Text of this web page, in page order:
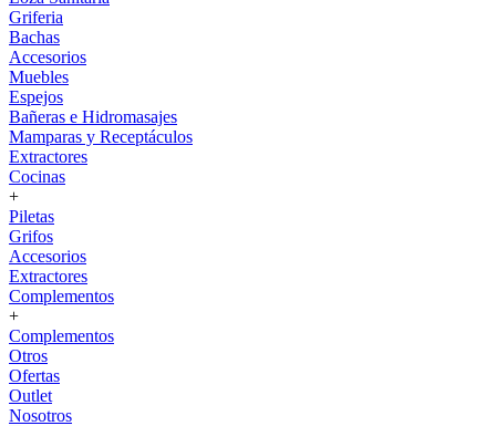
Griferia
Bachas
Accesorios
Muebles
Espejos
Bañeras e Hidromasajes
Mamparas y Receptáculos
Extractores
Cocinas
+
Piletas
Grifos
Accesorios
Extractores
Complementos
+
Complementos
Otros
Ofertas
Outlet
Nosotros